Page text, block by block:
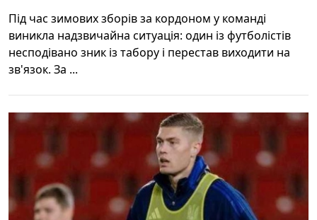
Під час зимових зборів за кордоном у команді
виникла надзвичайна ситуація: один із футболістів
несподівано зник із табору і перестав виходити на
зв'язок. За ...